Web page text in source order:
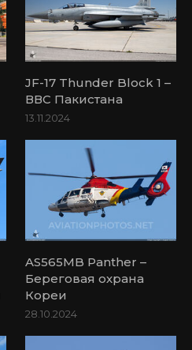
JF-17 Thunder Block 1 –
ВВС Пакистана
13.11.2024
AS565MB Panther –
Береговая охрана
Кореи
28.10.2024